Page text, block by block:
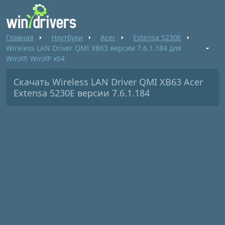
Главная Ноутбуки Acer
Extensa 5230E
Wireless LAN Driver QMI XB63 версии 7.6.1.184 для
WinXP, WinXP x64
Скачать Wireless LAN Driver QMI XB63 Acer
Extensa 5230E версии 7.6.1.184